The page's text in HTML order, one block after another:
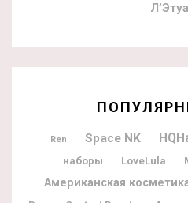
Ren Space NK
наборы
LoveLula
Американская